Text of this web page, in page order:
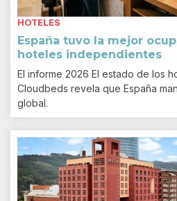
HOTELES
España tuvo la mejor
hoteles independientes
El informe 2026 El estado de los
Cloudbeds revela que España
global.